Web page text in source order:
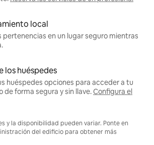
local
pertenencias en un lugar seguro mientras
los huéspedes
huéspedes opciones para acceder a tu
de forma segura y sin llave.Configura el
y la disponibilidad pueden variar. Ponte en
del edificio para obtener más